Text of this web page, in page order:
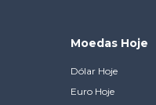
Moedas Hoje
Dólar Hoje
Euro Hoje